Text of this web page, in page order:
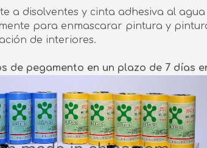
a disolventes y cinta adhesiva al agua
para enmascarar pintura y
de interiores.
de pegamento en un plazo de 7 días